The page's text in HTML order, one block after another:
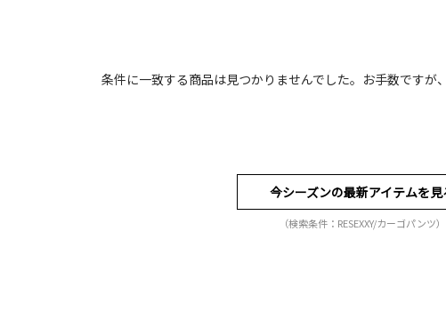
条件に一致する商品は見つかりませんでした。お手数ですが
今シーズンの最新アイテムを見
（検索条件：RESEXXY/カーゴパンツ）